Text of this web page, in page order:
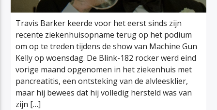
Travis Barker keerde voor het eerst sinds zijn
recente ziekenhuisopname terug op het podium
om op te treden tijdens de show van Machine Gun
Kelly op woensdag. De Blink-182 rocker werd eind
vorige maand opgenomen in het ziekenhuis met
pancreatitis, een ontsteking van de alvleesklier,
maar hij bewees dat hij volledig hersteld was van
zijn […]